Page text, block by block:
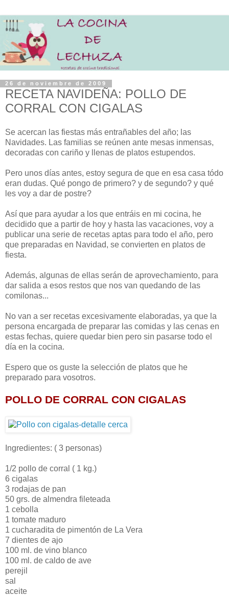
26 de noviembre de 2009
RECETA NAVIDEÑA: POLLO DE
CORRAL CON CIGALAS
Se acercan las fiestas más entrañables del año; las
Navidades. Las familias se reúnen ante mesas inmensas,
decoradas con cariño y llenas de platos estupendos.
Pero unos días antes, estoy segura de que en esa casa tódo
eran dudas. Qué pongo de primero? y de segundo? y qué
les voy a dar de postre?
Así que para ayudar a los que entráis en mi cocina, he
decidido que a partir de hoy y hasta las vacaciones, voy a
publicar una serie de recetas aptas para todo el año, pero
que preparadas en Navidad, se convierten en platos de
fiesta.
Además, algunas de ellas serán de aprovechamiento, para
dar salida a esos restos que nos van quedando de las
comilonas...
No van a ser recetas excesivamente elaboradas, ya que la
persona encargada de preparar las comidas y las cenas en
estas fechas, quiere quedar bien pero sin pasarse todo el
día en la cocina.
Espero que os guste la selección de platos que he
preparado para vosotros.
POLLO DE CORRAL CON CIGALAS
Ingredientes: ( 3 personas)
1/2 pollo de corral ( 1 kg.)
6 cigalas
3 rodajas de pan
50 grs. de almendra fileteada
1 cebolla
1 tomate maduro
1 cucharadita de pimentón de La Vera
7 dientes de ajo
100 ml. de vino blanco
100 ml. de caldo de ave
perejil
sal
aceite